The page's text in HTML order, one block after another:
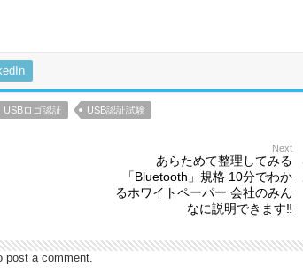
USBロゴ認証 USB認証試験
Next
あらためて整理してみる
「Bluetooth」規格 10分でわか
るホワイトペーパー 会社のみん
なに説明できます‼
post a comment.